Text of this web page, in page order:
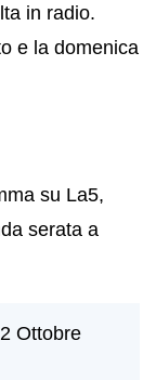
in radio.
e la domenica
su La5,
serata a
Ottobre